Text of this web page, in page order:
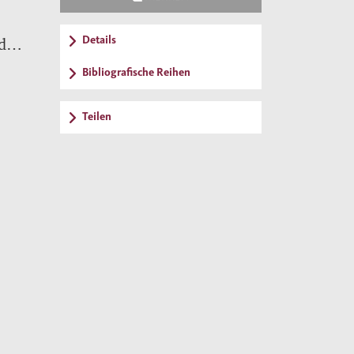
Details
Bibliografische Reihen
Teilen